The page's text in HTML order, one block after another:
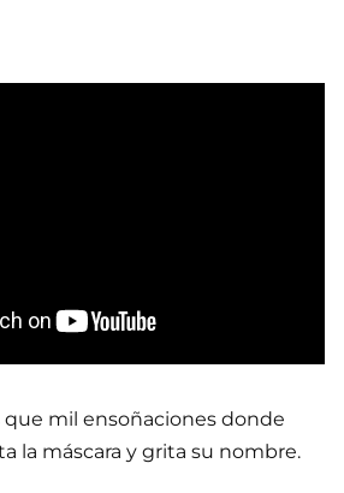
que mil ensoñaciones donde
la máscara y grita su nombre.